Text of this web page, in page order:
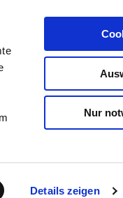
Details zeigen
Nur
Über uns